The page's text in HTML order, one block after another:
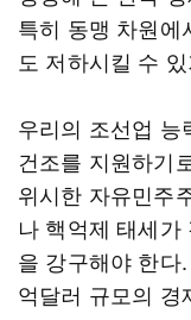
특히 동맹 차원에
도 저하시킬 수
우리의 조선업 능
건조를 지원하기
위시한 자유민주
나 핵억제 태세
을 강구해야 한다
억달러 규모의 경